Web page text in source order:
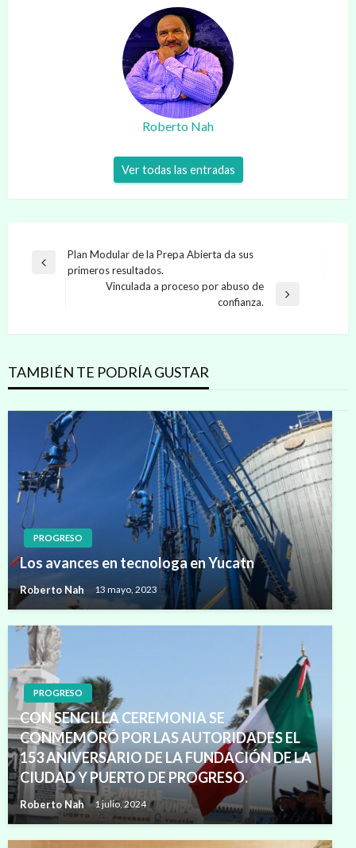
Roberto Nah
Ver todas las entradas
Navegación
Entrada
Plan Modular de la Prepa Abierta da sus
primeros resultados.
Vinculada a proceso por abuso de
confianza.
TAMBIÉN TE PODRÍA GUSTAR
PROGRESO
Los avances en tecnologa en Yucatn
Roberto Nah 13 mayo, 2023
PROGRESO
CON SENCILLA CEREMONIA SE
CONMEMORÓ POR LAS AUTORIDADES EL
153 ANIVERSARIO DE LA FUNDACIÓN DE LA
CIUDAD Y PUERTO DE PROGRESO.
Roberto Nah 1 julio, 2024